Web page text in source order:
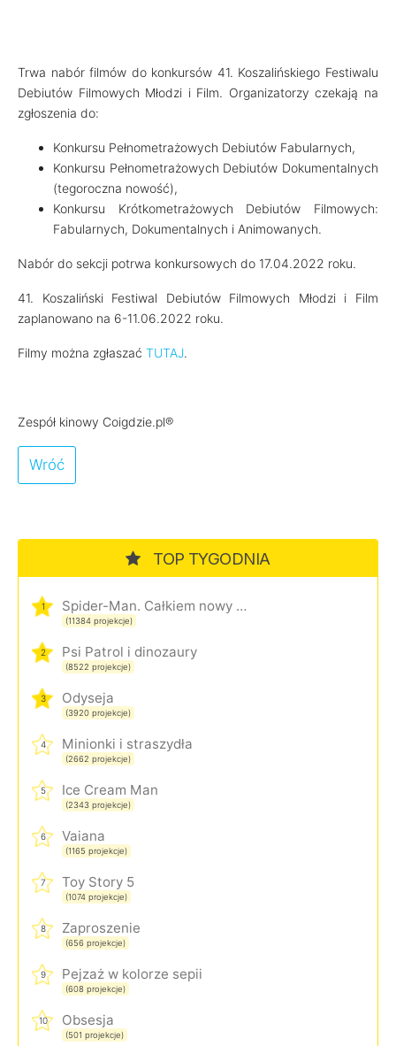
Trwa nabór filmów do konkursów 41. Koszalińskiego Festiwalu
Debiutów Filmowych Młodzi i Film. Organizatorzy czekają na
zgłoszenia do:
Konkursu Pełnometrażowych Debiutów Fabularnych,
Konkursu Pełnometrażowych Debiutów Dokumentalnych
(tegoroczna nowość),
Konkursu Krótkometrażowych Debiutów Filmowych:
Fabularnych, Dokumentalnych i Animowanych.
Nabór do sekcji potrwa konkursowych do 17.04.2022 roku.
41. Koszaliński Festiwal Debiutów Filmowych Młodzi i Film
zaplanowano na 6-11.06.2022 roku.
Filmy można zgłaszać TUTAJ.
Zespół kinowy Coigdzie.pl®
Wróć
TOP TYGODNIA
1 Spider-Man. Całkiem nowy dzień
(11384 projekcje)
2 Psi Patrol i dinozaury
(8522 projekcje)
3 Odyseja
(3920 projekcje)
4 Minionki i straszydła
(2662 projekcje)
5 Ice Cream Man
(2343 projekcje)
6 Vaiana
(1165 projekcje)
7 Toy Story 5
(1074 projekcje)
8 Zaproszenie
(656 projekcje)
9 Pejzaż w kolorze sepii
(608 projekcje)
10 Obsesja
(501 projekcje)